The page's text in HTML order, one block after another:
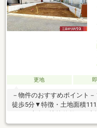
更地
－物件のおすすめポイント
徒歩5分▼特徴・土地面積
ムーズな建築条件付宅地販